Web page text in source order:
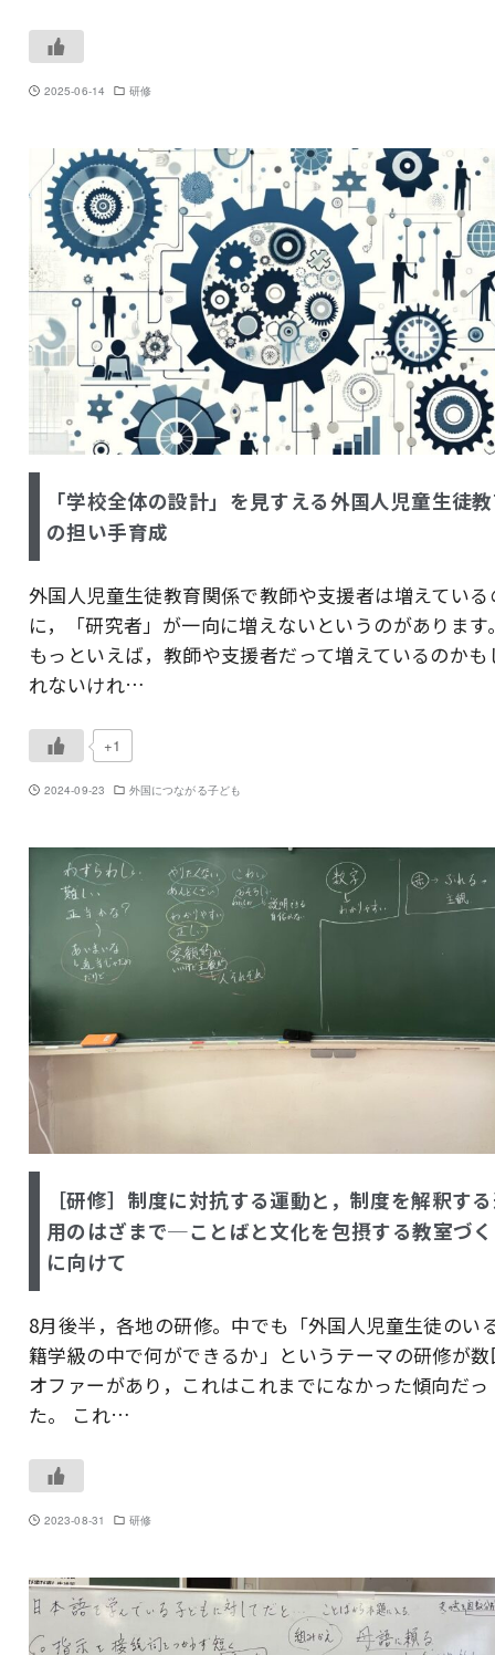
2025-06-14 研修
「学校全体の設計」を見すえる外国人児童生徒
の担い手育成
外国人児童生徒教育関係で教師や支援者は増えている
に，「研究者」が一向に増えないというのがあります
もっといえば，教師や支援者だって増えているのかも
れないけれ…
+1
2024-09-23 外国につながる子ども
［研修］制度に対抗する運動と，制度を解釈す
用のはざまで─ことばと文化を包摂する教室づ
に向けて
8月後半，各地の研修。中でも「外国人児童生徒のい
籍学級の中で何ができるか」というテーマの研修が数
オファーがあり，これはこれまでになかった傾向だっ
た。 これ…
2023-08-31 研修